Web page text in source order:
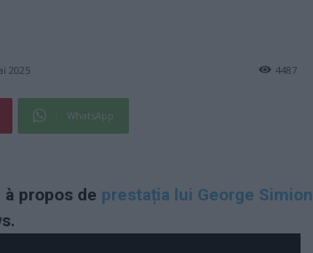
2025 4487
WhatsApp
propos de prestația lui George Simion